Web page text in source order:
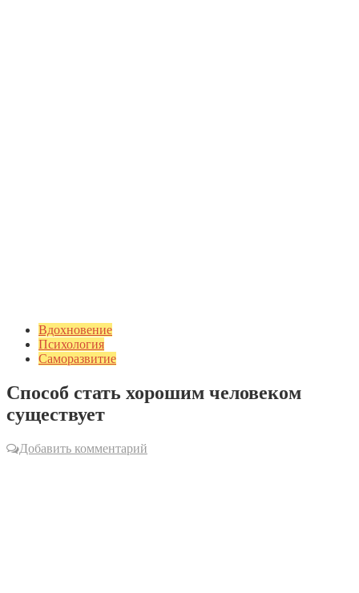
Вдохновение
Психология
Саморазвитие
Способ стать хорошим человеком
существует
Добавить комментарий